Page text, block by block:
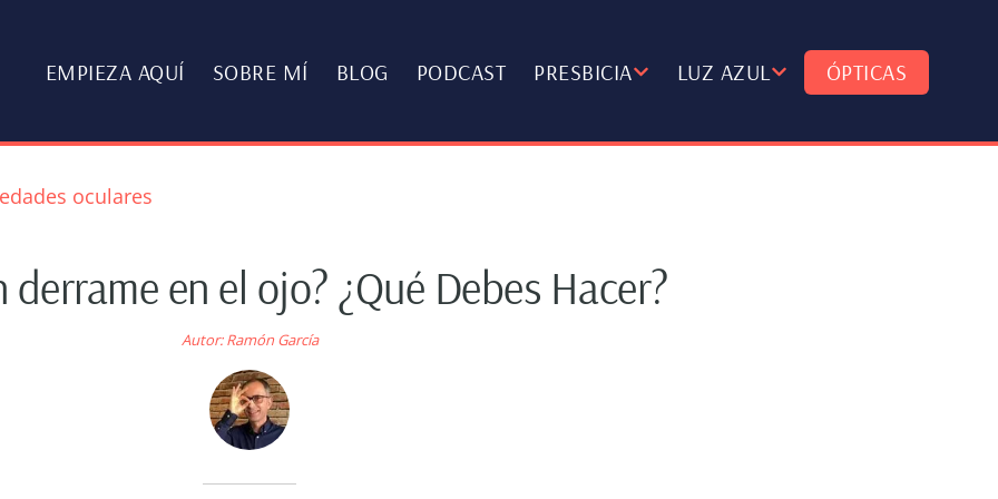
EMPIEZA AQUÍ SOBRE MÍ BLOG PODCAST PRESBICIA LUZ AZUL ÓPTICAS
oculares
derrame en el ojo? ¿Qué Debes Hacer?
Autor:Ramón García